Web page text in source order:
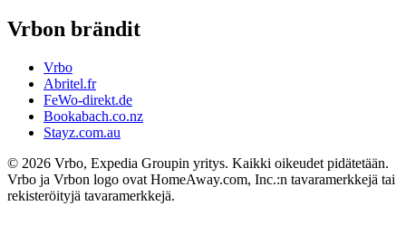
Vrbon brändit
Vrbo
Abritel.fr
FeWo-direkt.de
Bookabach.co.nz
Stayz.com.au
© 2026 Vrbo, Expedia Groupin yritys. Kaikki oikeudet pidätetään.
Vrbo ja Vrbon logo ovat HomeAway.com, Inc.:n tavaramerkkejä tai
rekisteröityjä tavaramerkkejä.